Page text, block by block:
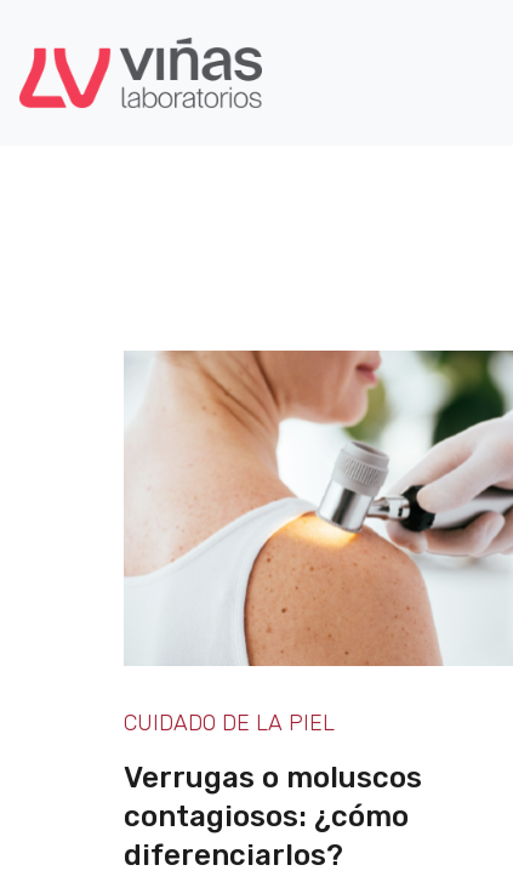
CUIDADO DE LA PIEL
Verrugas o moluscos
contagiosos: ¿cómo
diferenciarlos?